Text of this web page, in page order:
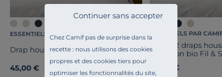
Chez Camif pas de surprise dans la
recette : nous utilisons des cookies
propres et des cookies tiers pour
optimiser les fonctionnalités du site,
Continuer sans accepter
ESSENTIELS PAR CAMIF
Drap housse coton bio Fil & Sens
45,00 €
ESSENTIELS PAR
Lot de 2 draps
cm coton bio Fil &
89,00 €